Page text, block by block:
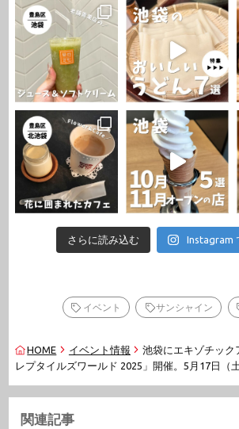
さらに読み込む Instagram
イベント サンシャイン
HOME イベント情報
池袋にエキゾチック
レプタイルズワールド 2025」開催。5月17日（
関連記事